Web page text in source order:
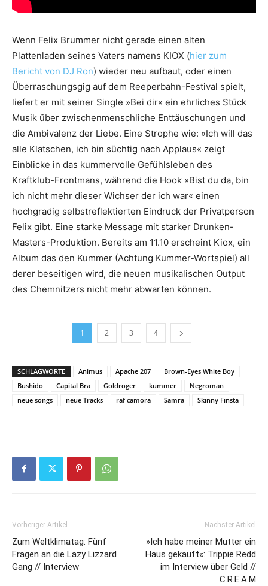
Wenn Felix Brummer nicht gerade einen alten
Plattenladen seines Vaters namens KIOX (hier zum
Bericht von DJ Ron) wieder neu aufbaut, oder einen
Überraschungsgig auf dem Reeperbahn-Festival spielt,
liefert er mit seiner Single »Bei dir« ein ehrliches Stück
Musik über zwischenmenschliche Enttäuschungen und
die Ambivalenz der Liebe. Eine Strophe wie: »Ich will das
alle Klatschen, ich bin süchtig nach Applaus« zeigt
Einblicke in das kummervolle Gefühlsleben des
Kraftklub-Frontmans, während die Hook »Bist du da, bin
ich nicht mehr dieser Wichser der ich war« einen
hochgradig selbstreflektierten Eindruck der Privatperson
Felix gibt. Eine starke Message mit starker Drunken-
Masters-Produktion. Bereits am 11.10 erscheint Kiox, ein
Album das den Kummer (Achtung Kummer-Wortspiel) all
derer beseitigen wird, die neuen musikalischen Output
des Chemnitzers nicht mehr abwarten können.
1 2 3 4
SCHLAGWORTE Animus Apache 207
Brown-Eyes White Boy
Bushido
Capital Bra Goldroger kummer
Negroman
neue songs
neue Tracks raf camora Samra Skinny Finsta
Vorheriger Artikel
Zum Weltklimatag: Fünf
Fragen an die Lazy Lizzard
Gang // Interview
Nächster Artikel
»Ich habe meiner Mutter ein
Haus gekauft«: Trippie Redd
im Interview über Geld //
C.R.E.A.M